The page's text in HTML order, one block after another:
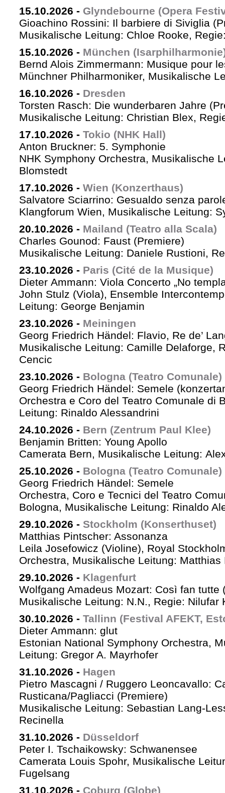
15.10.2026 - Glyndebourne (Opera
Gioachino Rossini: Il barbiere di Siviglia
Musikalische Leitung: Chloe Rooke,
15.10.2026 - München
Bernd Alois Zimmermann: Musique pour
Münchner Philharmoniker, Musikalische
16.10.2026 - Dresden
Torsten Rasch: Die wunderbaren Jahre
Musikalische Leitung: Christian Blex,
17.10.2026 - Tokio (NHK Hall)
Anton Bruckner: 5. Symphonie
NHK Symphony Orchestra, Musikalische
Blomstedt
17.10.2026 - Wien (Konzerthaus)
Salvatore Sciarrino: Gesualdo senza
Klangforum Wien, Musikalische Leitung:
20.10.2026 - Mailand (Teatro alla Scala)
Charles Gounod: Faust (Premiere)
Musikalische Leitung: Daniele Rustioni,
23.10.2026 - Paris (Cité de la Musique)
Dieter Ammann: Viola Concerto „No
John Stulz (Viola), Ensemble
Leitung: George Benjamin
23.10.2026 - Meiningen
Georg Friedrich Händel: Flavio, Re de’
Musikalische Leitung: Camille Delaforge,
Cencic
23.10.2026 - Bologna (Teatro Comunale)
Georg Friedrich Händel: Semele
Orchestra e Coro del Teatro Comunale di
Leitung: Rinaldo Alessandrini
24.10.2026 - Bern (Zentrum Paul Klee)
Benjamin Britten: Young Apollo
Camerata Bern, Musikalische Leitung:
25.10.2026 - Bologna (Teatro Comunale)
Georg Friedrich Händel: Semele
Orchestra, Coro e Tecnici del Teatro
Bologna, Musikalische Leitung: Rinaldo
29.10.2026 - Stockholm (Konserthuset)
Matthias Pintscher: Assonanza
Leila Josefowicz (Violine), Royal
Orchestra, Musikalische Leitung: Matthias
29.10.2026 - Klagenfurt
Wolfgang Amadeus Mozart: Così fan tutte
Musikalische Leitung: N.N., Regie: Nilufar
30.10.2026 - Tallinn (Festival AFEKT,
Dieter Ammann: glut
Estonian National Symphony Orchestra,
Leitung: Gregor A. Mayrhofer
31.10.2026 - Hagen
Pietro Mascagni / Ruggero Leoncavallo:
Rusticana/Pagliacci (Premiere)
Musikalische Leitung: Sebastian Lang-
Recinella
31.10.2026 - Düsseldorf
Peter I. Tschaikowsky: Schwanensee
Camerata Louis Spohr, Musikalische
Fugelsang
31.10.2026 - Coburg (Globe)